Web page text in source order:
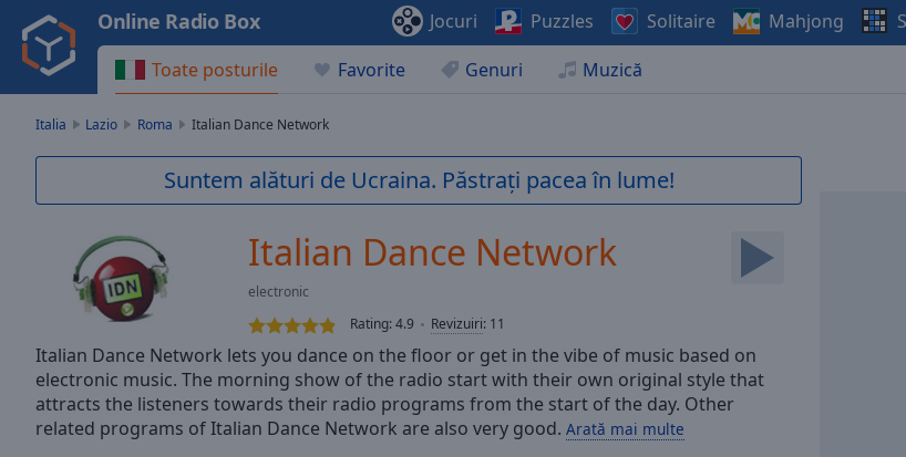
Play
Backward
Skip
Current
TypeLIVE
Seek to
live,
currently
behind
Toate posturile Favorite Genuri Muzică
Online Radio Box Jocuri Puzzles Solitaire Mahjong
Italia Lazio Roma Italian Dance Network
Suntem alături de Ucraina. Păstrați pacea în lume!
Italian Dance Network
electronic
Rating:4.9 Revizuiri: 11
Italian Dance Network lets you dance on the floor or get in the vibe of music based on
electronic music. The morning show of the radio start with their own original style that
attracts the listeners towards their radio programs from the start of the day. Other
related programs of Italian Dance Network are also very good. Arată mai multe